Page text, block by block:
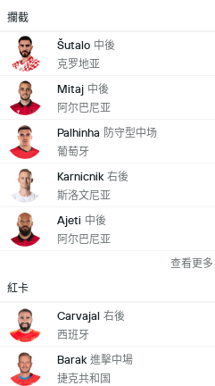
攔截
Šutalo 中後
克罗地亚
Mitaj 中後
阿尔巴尼亚
Palhinha 防守型中场
葡萄牙
Karnicnik 右後
斯洛文尼亚
Ajeti 中後
阿尔巴尼亚
查看更多
紅卡
Carvajal 右後
西班牙
Barak 進擊中場
捷克共和国